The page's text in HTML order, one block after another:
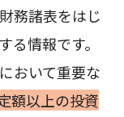
務諸表をはじ
る情報です。
おいて重要な
額以上の投資